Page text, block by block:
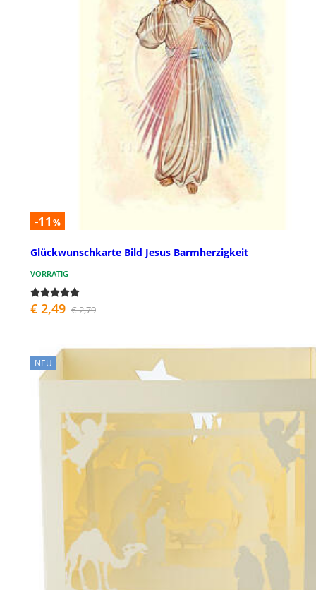
-11 %
Glückwunschkarte Bild Jesus Barmherzigkeit
VORRÄTIG
€ 2,49 € 2,79
NEU